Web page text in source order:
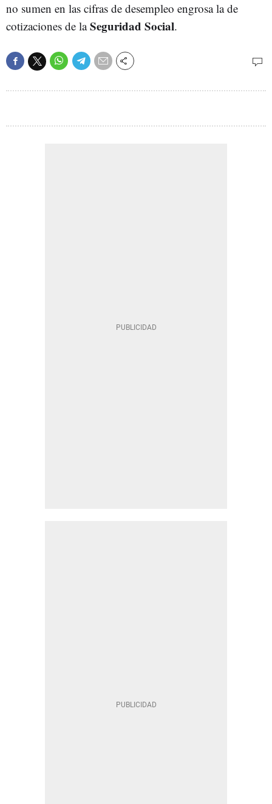
no sumen en las cifras de desempleo engrosa la de
cotizaciones de laSeguridad Social.